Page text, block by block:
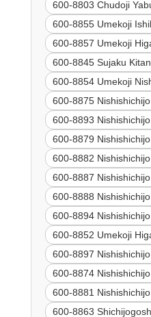
600-8803 Chudoji
600-8855 Umekoji
600-8857 Umekoji
600-8845 Sujaku
600-8854 Umekoji
600-8875
600-8893
600-8879
600-8882
600-8887
600-8888
600-8894
600-8852 Umekoji
600-8897
600-8874
600-8881
600-8863